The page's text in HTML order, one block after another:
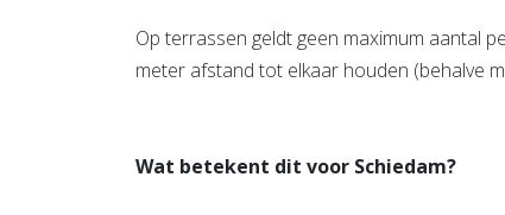
Op terrassen geldt geen maximum aantal
meter afstand tot elkaar houden (behalve
Wat betekent dit voor Schiedam?